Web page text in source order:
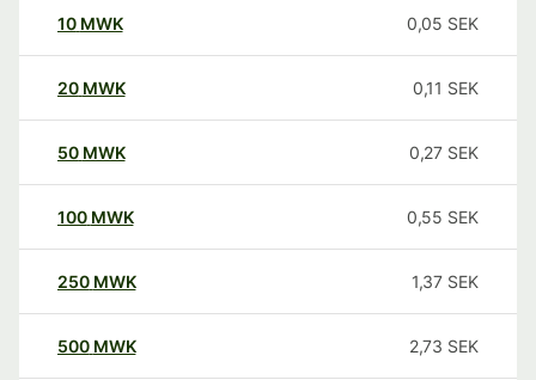
10 MWK 0,05 SEK
20 MWK 0,11 SEK
50 MWK 0,27 SEK
100 MWK 0,55 SEK
250 MWK 1,37 SEK
500 MWK 2,73 SEK